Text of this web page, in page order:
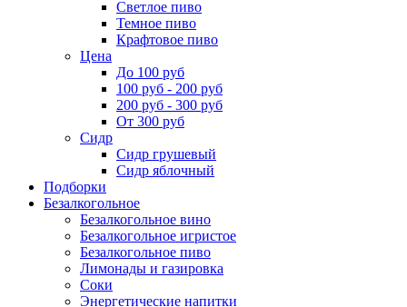
Светлое пиво
Темное пиво
Крафтовое пиво
Цена
До 100 руб
100 руб - 200 руб
200 руб - 300 руб
От 300 руб
Сидр
Сидр грушевый
Сидр яблочный
Подборки
Безалкогольное
Безалкогольное вино
Безалкогольное игристое
Безалкогольное пиво
Лимонады и газировка
Соки
Энергетические напитки